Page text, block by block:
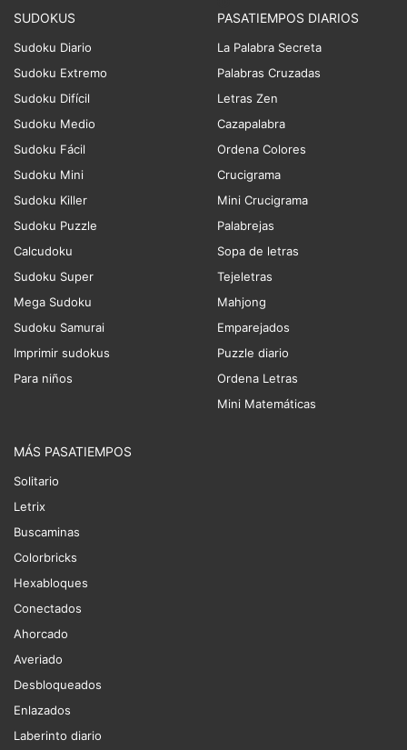
SUDOKUS
Sudoku Diario
Sudoku Extremo
Sudoku Difícil
Sudoku Medio
Sudoku Fácil
Sudoku Mini
Sudoku Killer
Sudoku Puzzle
Calcudoku
Sudoku Super
Mega Sudoku
Sudoku Samurai
Imprimir sudokus
Para niños
PASATIEMPOS DIARIOS
La Palabra Secreta
Palabras Cruzadas
Letras Zen
Cazapalabra
Ordena Colores
Crucigrama
Mini Crucigrama
Palabrejas
Sopa de letras
Tejeletras
Mahjong
Emparejados
Puzzle diario
Ordena Letras
Mini Matemáticas
MÁS PASATIEMPOS
Solitario
Letrix
Buscaminas
Colorbricks
Hexabloques
Conectados
Ahorcado
Averiado
Desbloqueados
Enlazados
Laberinto diario